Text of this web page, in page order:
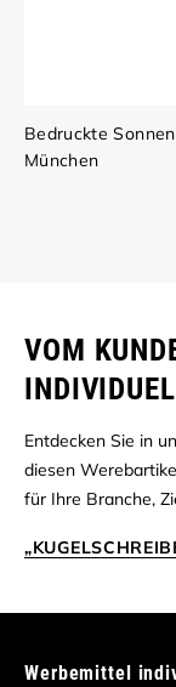
Bedruckte
München
VOM
Entdecken Sie in
diesen
für Ihre Branche,
Werbemittel